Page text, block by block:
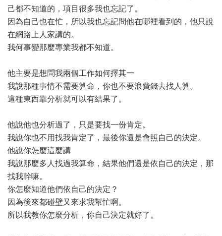
己都不知道的，項目很多我也忘記了。
因為自己也在忙，所以我也忘記問他在哪裡看到的，他只說
在網路上人家講的。
我何事變那麼專業我都不知道。
他主要是想問我兩個工作如何擇其一
我說那種事情不需要算命，你也不要浪費錢去找人算。
這種東西靠分析就可以有結果了。
他說他也分析過了，只是要找一份肯定。
我說你也不用找我肯定了，最後你還是會照自己的決定。
他說你怎麼這麼講
我說那麼多人找過我算命，結果他們還是依自己的決定，那
找我幹嘛。
你怎麼知道他們依自己的決定？
因為後來都碰壁又來求我幫忙啊。
所以我教你怎麼分析，你自己決定就好了。